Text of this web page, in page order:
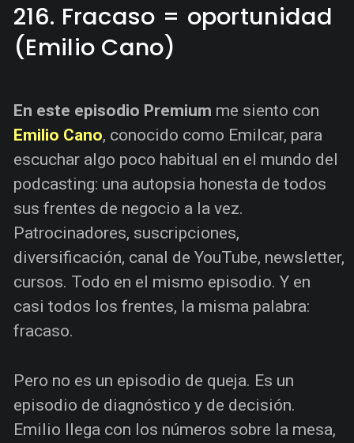
216. Fracaso = oportunidad
(Emilio Cano)
En este episodio Premium me siento con
Emilio Cano, conocido como Emilcar, para
escuchar algo poco habitual en el mundo del
podcasting: una autopsia honesta de todos
sus frentes de negocio a la vez.
Patrocinadores, suscripciones,
diversificación, canal de YouTube, newsletter,
cursos. Todo en el mismo episodio. Y en
casi todos los frentes, la misma palabra:
fracaso.
Pero no es un episodio de queja. Es un
episodio de diagnóstico y de decisión.
Emilio llega con los números sobre la mesa,